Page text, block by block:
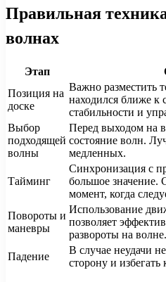
Правильная
волнах
Этап
Позиция на
доске
Важно разместить
находился ближе к
стабильности и
Выбор
подходящей
волны
Перед выходом на
состояние волн.
медленных.
Тайминг
Синхронизация с
большое значение.
момент, когда
Повороты и
маневры
Использование
позволяет
развороты на волне.
Падение
В случае неудачи
сторону и избегать